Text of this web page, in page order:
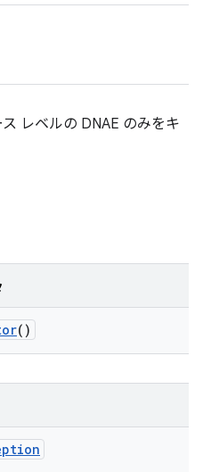
レベルの DNAE のみをキ
()